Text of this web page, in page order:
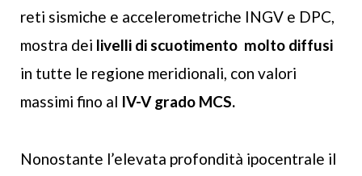
reti sismiche e accelerometriche INGV e DPC,
mostra dei livelli di scuotimento molto diffusi
in tutte le regione meridionali, con valori
massimi fino al IV-V grado MCS.
Nonostante l’elevata profondità ipocentrale il